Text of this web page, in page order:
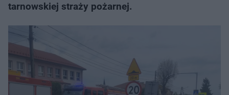
tarnowskiej straży pożarnej.